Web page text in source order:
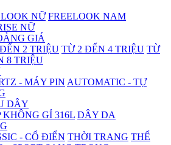
NỮ FREELOOK NAM
NỮ
GIÁ
2 TRIỆU TỪ 2 ĐẾN 4 TRIỆU TỪ
8 TRIỆU
- MÁY PIN AUTOMATIC - TỰ
DÂY
KHÔNG GỈ 316L DÂY DA
- CỔ ĐIỂN THỜI TRANG THỂ